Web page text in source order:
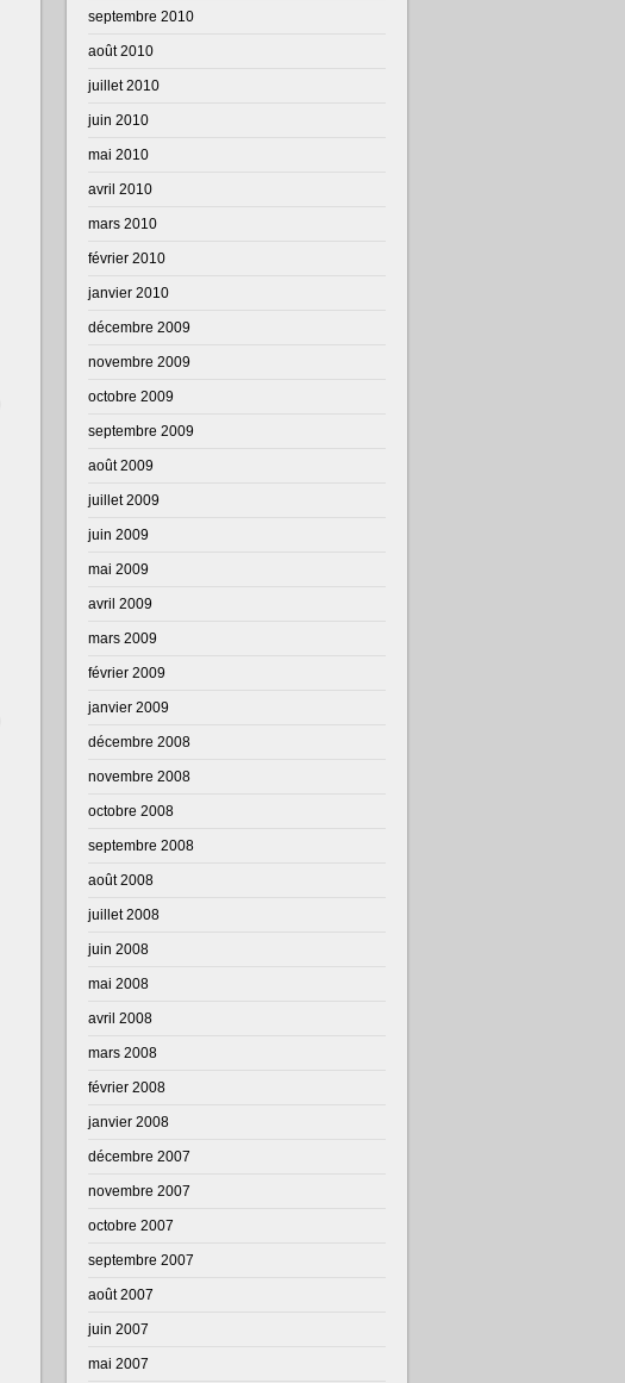
septembre 2010
août 2010
juillet 2010
juin 2010
mai 2010
avril 2010
mars 2010
février 2010
janvier 2010
décembre 2009
novembre 2009
octobre 2009
septembre 2009
août 2009
juillet 2009
juin 2009
mai 2009
avril 2009
mars 2009
février 2009
janvier 2009
décembre 2008
novembre 2008
octobre 2008
septembre 2008
août 2008
juillet 2008
juin 2008
mai 2008
avril 2008
mars 2008
février 2008
janvier 2008
décembre 2007
novembre 2007
octobre 2007
septembre 2007
août 2007
juin 2007
mai 2007